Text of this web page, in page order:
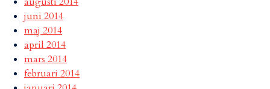
juni 2014
maj 2014
april 2014
mars 2014
februari 2014